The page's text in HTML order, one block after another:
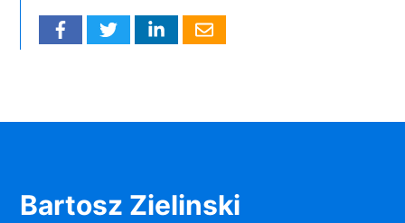
Bartosz Zielinski